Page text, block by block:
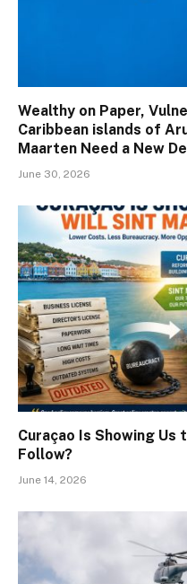
Wealthy on Paper,
Caribbean islands of
Maarten Need a New
June 30, 2026
Curaçao Is Showing Us
Follow?
June 14, 2026